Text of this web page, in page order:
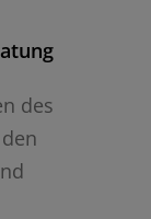
des